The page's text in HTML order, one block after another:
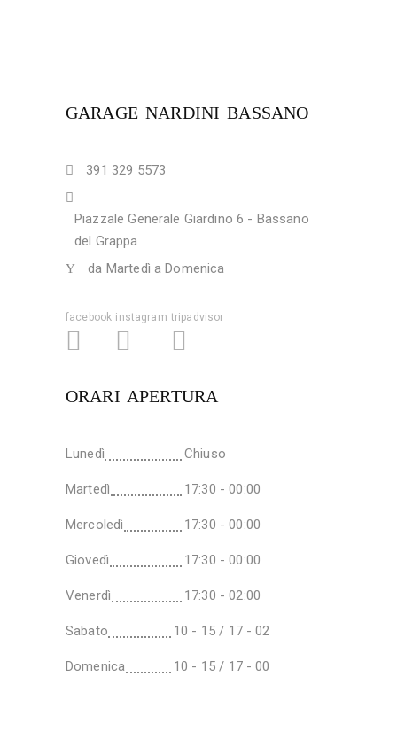
GARAGE NARDINI BASSANO
391 329 5573
Piazzale Generale Giardino 6 - Bassano
del Grappa
da Martedì a Domenica
facebook instagram tripadvisor
ORARI APERTURA
Lunedì Chiuso
Martedì 17:30 - 00:00
Mercoledì 17:30 - 00:00
Giovedì 17:30 - 00:00
Venerdì 17:30 - 02:00
Sabato 10 - 15 / 17 - 02
Domenica 10 - 15 / 17 - 00